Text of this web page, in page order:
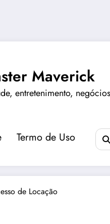
Maverick
entretenimento,
Termo de Uso
de Locação